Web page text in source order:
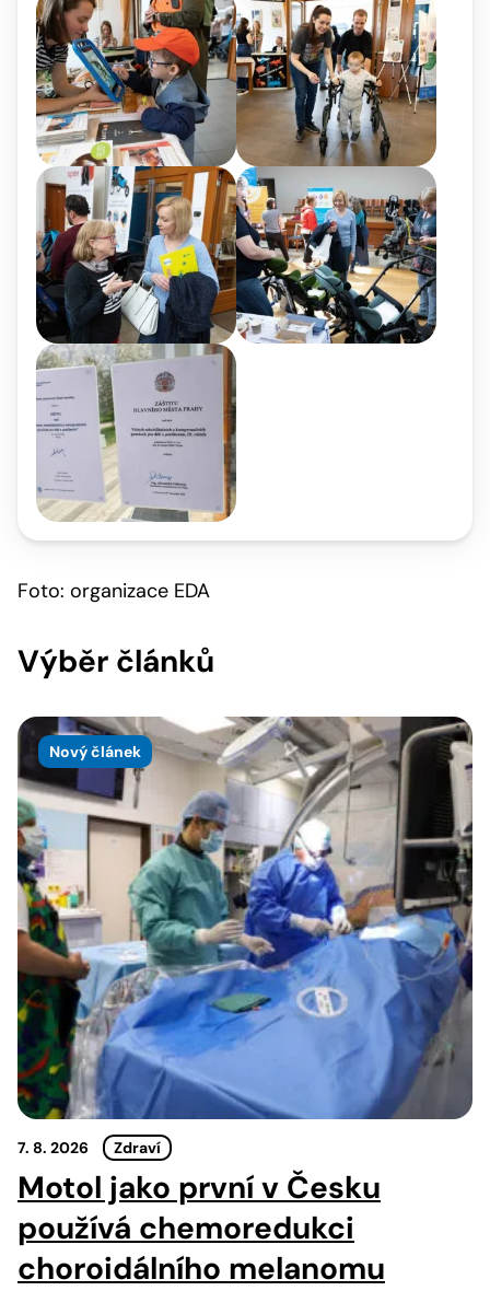
Foto: organizace EDA
Výběr článků
Nový článek
7. 8. 2026 Zdraví
Motol jako první v Česku
používá chemoredukci
choroidálního melanomu